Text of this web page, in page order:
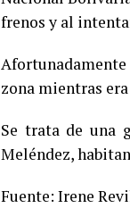
frenos y al
zona mientras
Se trata de una
Meléndez,
Fuente: Irene